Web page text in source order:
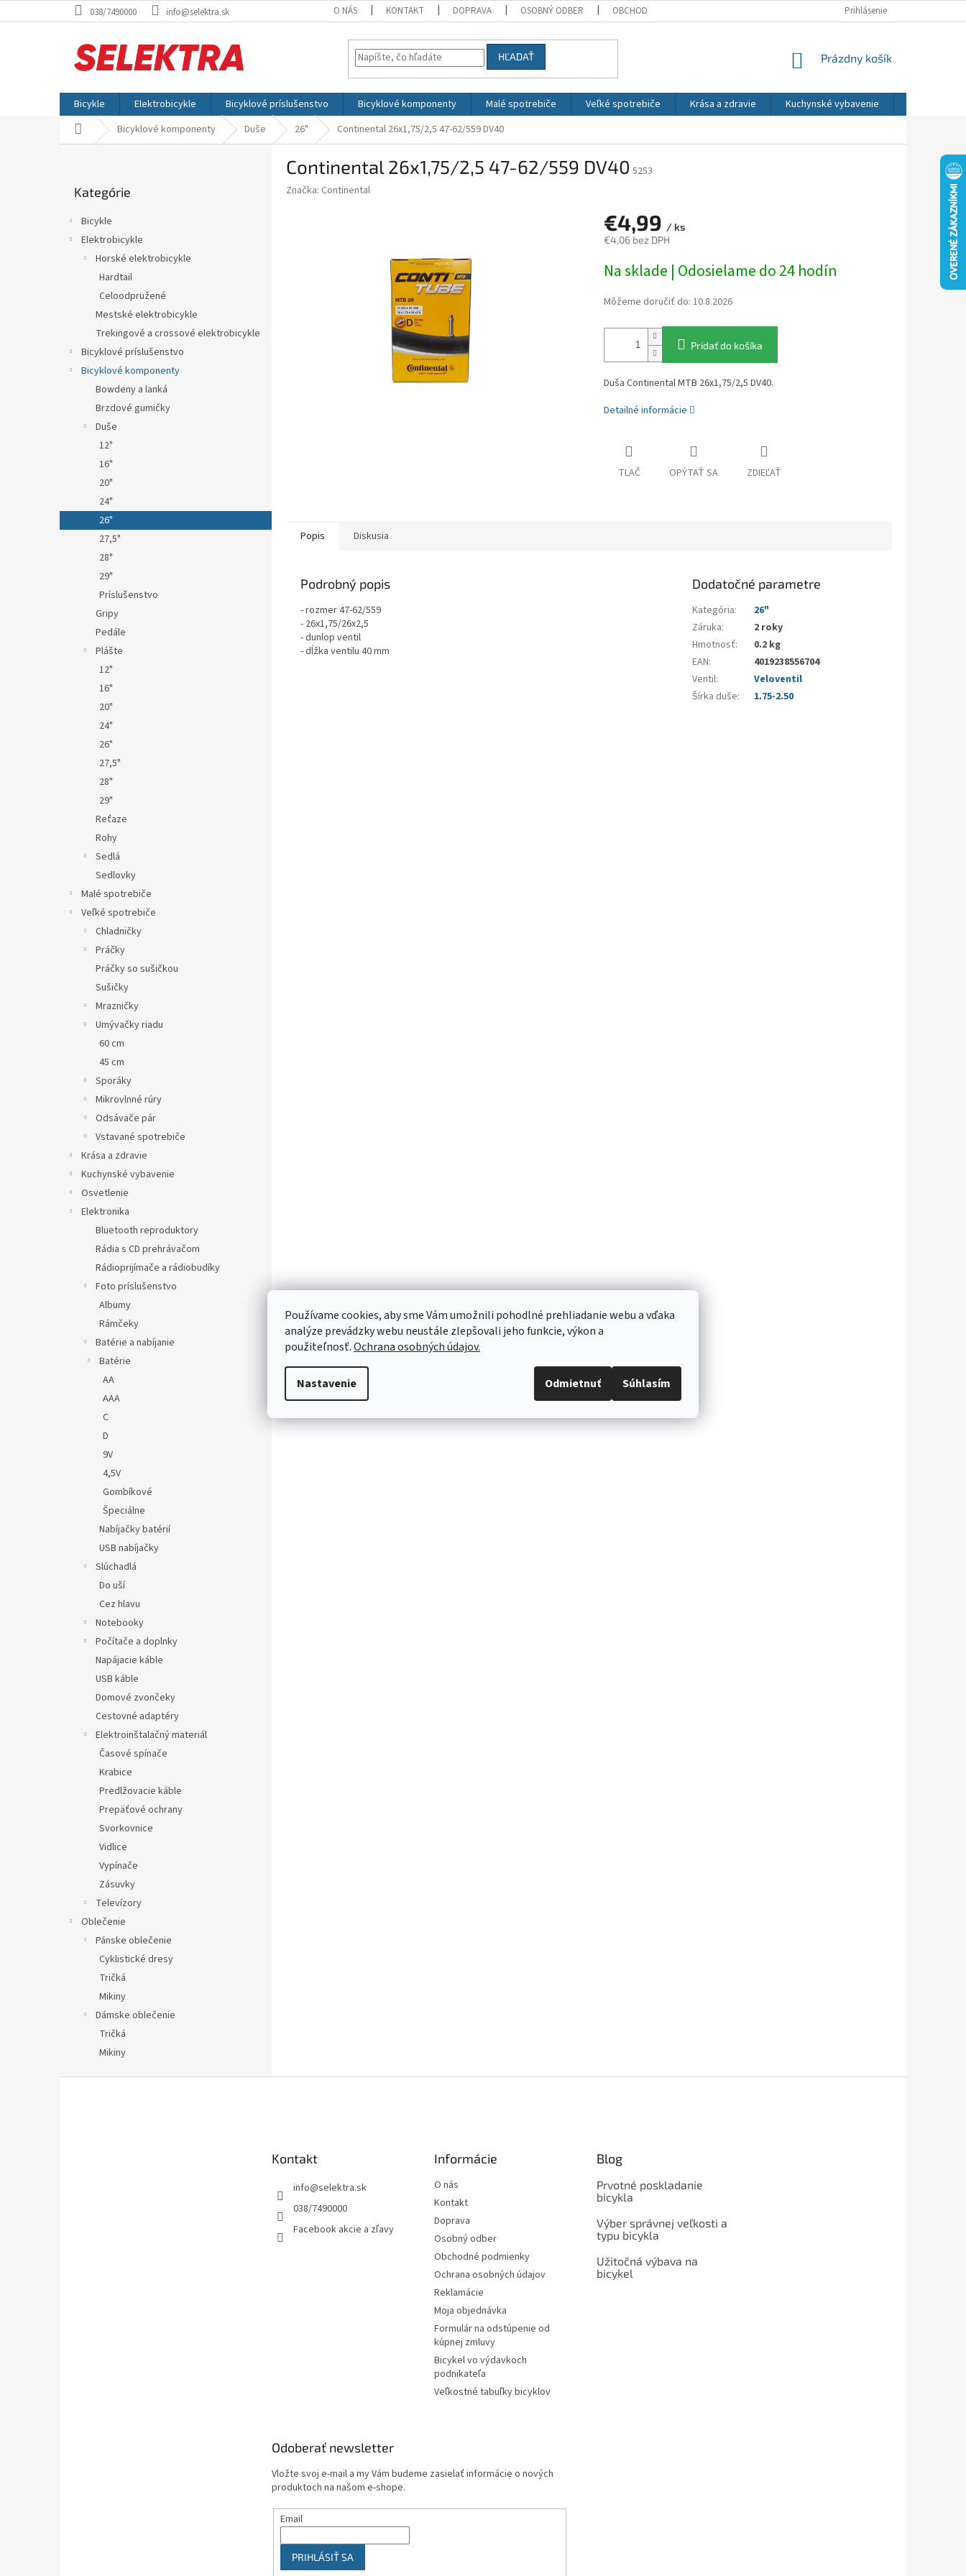
Používame cookies, aby sme Vám umožnili pohodlné prehliadanie webu a vďaka
analýze prevádzky webu neustále zlepšovali jeho funkcie, výkon a
použiteľnosť.Ochrana osobných údajov.
Nastavenie Odmietnuť Súhlasím
na
038/7490000 info@selektra.sk O NÁS KONTAKT DOPRAVA OSOBNÝ ODBER OBCHODNÉ PODMIENKY OCHRANA OSOBNÝCH ÚDAJOV REKLAMÁCIE
Prihlásenie
HĽADAŤ
NÁKUPNÝ
Prázdny košík
Bicykle Elektrobicykle Bicyklové príslušenstvo Bicyklové komponenty Malé spotrebiče Veľké spotrebiče Krása a zdravie Kuchynské vybavenie
DomovBicyklové komponenty Duše 26" Continental 26x1,75/2,5 47-62/559 DV40
kategórie
Kategórie
Bicykle
Elektrobicykle
Horské elektrobicykle
Hardtail
Celoodpružené
Mestské elektrobicykle
Trekingové a crossové elektrobicykle
Bicyklové príslušenstvo
Bicyklové komponenty
Bowdeny a lanká
Brzdové gumičky
Duše
12"
16"
20"
24"
26"
27,5"
28"
29"
Príslušenstvo
Gripy
Pedále
Plášte
12"
16"
20"
24"
26"
27,5"
28"
29"
Reťaze
Rohy
Sedlá
Sedlovky
Malé spotrebiče
Veľké spotrebiče
Chladničky
Práčky
Práčky so sušičkou
Sušičky
Mrazničky
Umývačky riadu
60 cm
45 cm
Sporáky
Mikrovlnné rúry
Odsávače pár
Vstavané spotrebiče
Krása a zdravie
Kuchynské vybavenie
Osvetlenie
Elektronika
Bluetooth reproduktory
Rádia s CD prehrávačom
Rádioprijímače a rádiobudíky
Foto príslušenstvo
Albumy
Rámčeky
Batérie a nabíjanie
Batérie
AA
AAA
C
D
9V
4,5V
Gombíkové
Špeciálne
Nabíjačky batérií
USB nabíjačky
Slúchadlá
Do uší
Cez hlavu
Notebooky
Počítače a doplnky
Napájacie káble
USB káble
Domové zvončeky
Cestovné adaptéry
Elektroinštalačný materiál
Časové spínače
Krabice
Predlžovacie káble
Prepäťové ochrany
Svorkovnice
Vidlice
Vypínače
Zásuvky
Televízory
Oblečenie
Pánske oblečenie
Cyklistické dresy
Tričká
Mikiny
Dámske oblečenie
Tričká
Mikiny
Continental 26x1,75/2,5 47-62/559 DV40 5253
Značka: Continental
€4,99 / ks
€4,06 bez DPH
cena:
Na sklade | Odosielame do 24 hodín
Môžeme doručiť do: 10.8.2026
Pridať do košíka
Duša Continental MTB 26x1,75/2,5 DV40.
Detailné informácie
TLAČ OPÝTAŤ SA ZDIEĽAŤ
Popis Diskusia
Podrobný popis
- rozmer 47-62/559
- 26x1,75/26x2,5
- dunlop ventil
- dĺžka ventilu 40 mm
Dodatočné parametre
Kategória:
26"
Záruka:
2 roky
Hmotnosť:
0.2 kg
EAN:
4019238556704
Ventil:
Veloventil
Šírka duše: 1.75-2.50
Kontakt
info@selektra.sk
038/7490000
Facebook akcie a zľavy
Informácie
O nás
Kontakt
Doprava
Osobný odber
Obchodné podmienky
Ochrana osobných údajov
Reklamácie
Moja objednávka
Formulár na odstúpenie od
kúpnej zmluvy
Bicykel vo výdavkoch
podnikateľa
Veľkostné tabuľky bicyklov
Blog
Prvotné poskladanie
bicykla
Výber správnej veľkosti a
typu bicykla
Užitočná výbava na
bicykel
Odoberať newsletter
Vložte svoj e-mail a my Vám budeme zasielať informácie o nových
produktoch na našom e-shope.
Email
PRIHLÁSIŤ SA